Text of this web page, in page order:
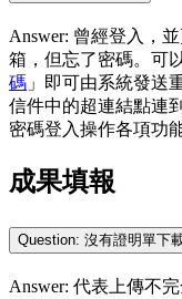
Answer: 曾經登入，
箱，但忘了密碼。可
碼 」即可由系統發送
信件中的超連結點連
密碼登入操作各項功能
成果填報
Question: 沒有證明單下
Answer: 代表上傳不